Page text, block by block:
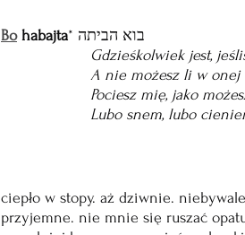
בוא הביתה * Bo habajta
Gdzieśkolwiek jest,
A nie możesz
Pociesz mię,
Lubo snem,
ciepło w stopy. aż dziwnie. niebywale
przyjemne. nie mnie się ruszać